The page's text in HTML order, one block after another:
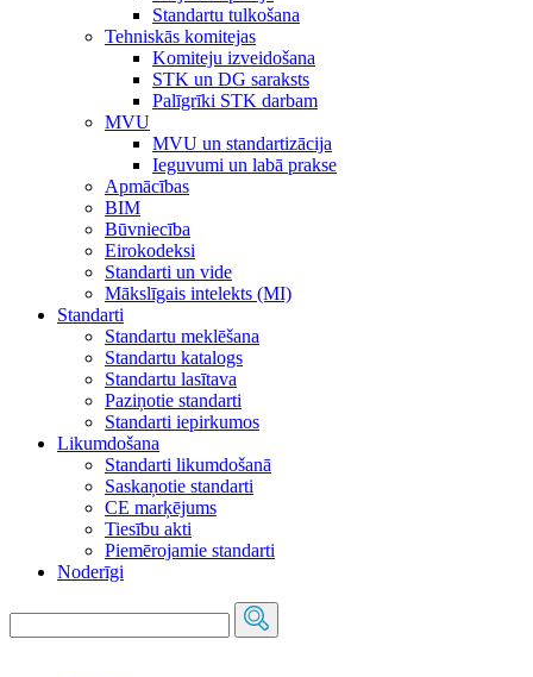
Standartu tulkošana
Tehniskās komitejas
Komiteju izveidošana
STK un DG saraksts
Palīgrīki STK darbam
MVU
MVU un standartizācija
Ieguvumi un labā prakse
Apmācības
BIM
Būvniecība
Eirokodeksi
Standarti un vide
Mākslīgais intelekts (MI)
Standarti
Standartu meklēšana
Standartu katalogs
Standartu lasītava
Paziņotie standarti
Standarti iepirkumos
Likumdošana
Standarti likumdošanā
Saskaņotie standarti
CE marķējums
Tiesību akti
Piemērojamie standarti
Noderīgi